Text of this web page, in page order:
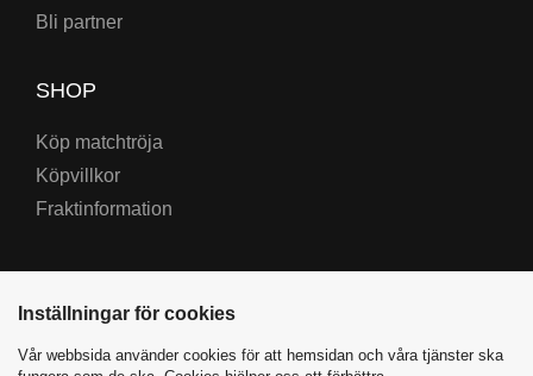
Bli partner
SHOP
Köp matchtröja
Köpvillkor
Fraktinformation
Inställningar för cookies
Vår webbsida använder cookies för att hemsidan och våra tjänster ska